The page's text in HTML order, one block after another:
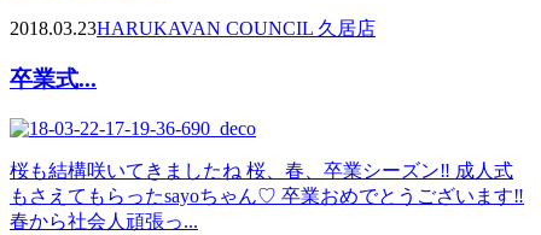
2018.03.23HARUKAVAN COUNCIL 久居店
卒業式...
桜も結構咲いてきましたね 桜、春、卒業シーズン‼ 成人式
もさえてもらったsayoちゃん♡ 卒業おめでとうございます‼
春から社会人頑張っ...